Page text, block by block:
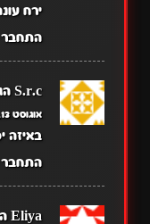
ירח עונה
התחבר
S.r.c
אוגוסט 13, 2024 בשעה 10:24 pm
באיזה
התחבר
Eliya